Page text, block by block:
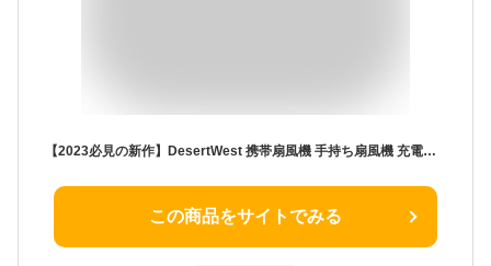
【2023必見の新作】DesertWest 携帯扇風機 手持ち扇風機 充電式 【 超軽量・20dB静音】 USB扇風機 首掛け扇風機 くびかけ せんぷうき 小型扇風機 スタンド機能 長時間連続使用 USB Type-C充電 暑さ対策グッズ/熱中症対策/夏キャンプ/自宅/オフィス用/お祭り/野球観戦/キッチン/運動会/カーデニング/母の日プレゼントなどに最適 正規保証60ヶ月
この商品をサイトでみる